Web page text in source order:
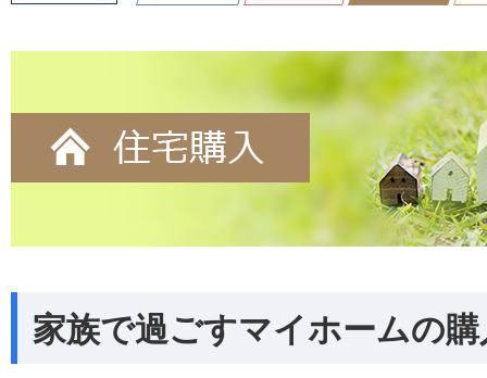
家族で過ごすマイホームの購